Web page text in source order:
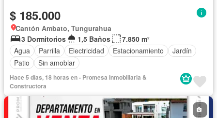
$ 185.000
Cantón Ambato, Tungurahua
3 Dormitorios
1,5 Baños
7.850 m²
Agua
Parrilla Electricidad Estacionamiento
Jardín
Patio
Sin amoblar
Hace 5 días, 18 horas en - Promesa Inmobiliaria &
Constructora